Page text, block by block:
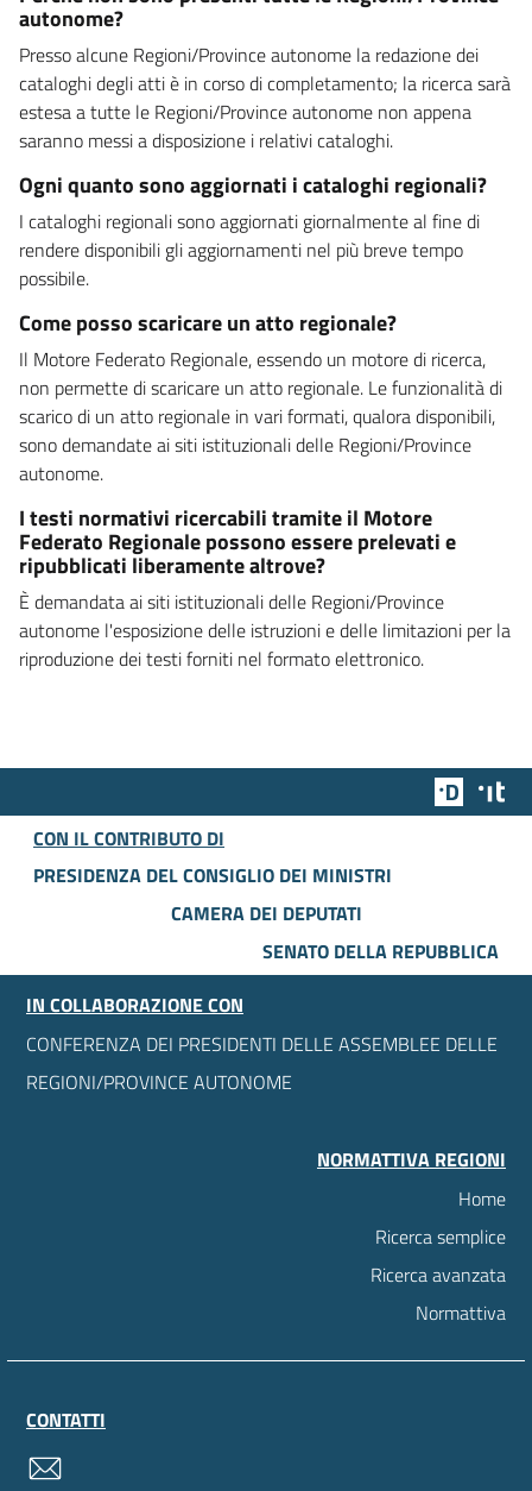
autonome?
Presso alcune Regioni/Province autonome la redazione dei
cataloghi degli atti è in corso di completamento; la ricerca sarà
estesa a tutte le Regioni/Province autonome non appena
saranno messi a disposizione i relativi cataloghi.
Ogni quanto sono aggiornati i cataloghi regionali?
I cataloghi regionali sono aggiornati giornalmente al fine di
rendere disponibili gli aggiornamenti nel più breve tempo
possibile.
Come posso scaricare un atto regionale?
Il Motore Federato Regionale, essendo un motore di ricerca,
non permette di scaricare un atto regionale. Le funzionalità di
scarico di un atto regionale in vari formati, qualora disponibili,
sono demandate ai siti istituzionali delle Regioni/Province
autonome.
I testi normativi ricercabili tramite il Motore
Federato Regionale possono essere prelevati e
ripubblicati liberamente altrove?
È demandata ai siti istituzionali delle Regioni/Province
autonome l'esposizione delle istruzioni e delle limitazioni per la
riproduzione dei testi forniti nel formato elettronico.
Team
CON IL CONTRIBUTO DI
PRESIDENZA DEL CONSIGLIO DEI MINISTRI
CAMERA DEI DEPUTATI
SENATO DELLA REPUBBLICA
IN COLLABORAZIONE CON
CONFERENZA DEI PRESIDENTI DELLE ASSEMBLEE DELLE
REGIONI/PROVINCE AUTONOME
NORMATTIVA REGIONI
Home
Ricerca semplice
Ricerca avanzata
Normattiva
CONTATTI